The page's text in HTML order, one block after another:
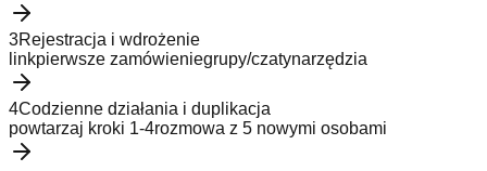
3Rejestracja i wdrożenie
linkpierwsze zamówieniegrupy/czatynarzędzia
4Codzienne działania i duplikacja
powtarzaj kroki 1-4rozmowa z 5 nowymi osobami